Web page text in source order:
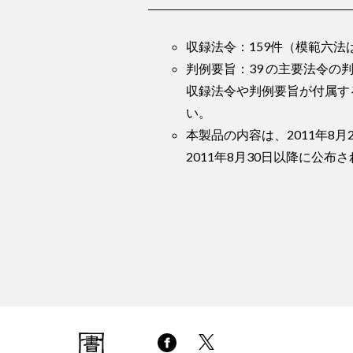
収録法令：159件（模範六法
判例要旨：39 の主要法令の
収録法令や判例要旨が付属
い。
本製品の内容は、2011年8月
2011年8月30日以降に公布